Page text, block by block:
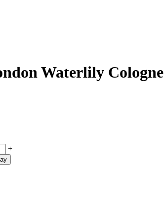
Waterlily Cologne
+